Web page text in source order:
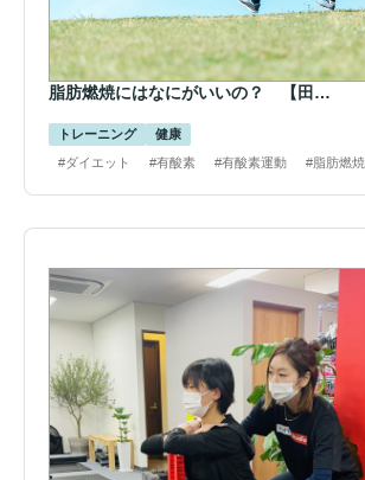
脂肪燃焼にはなにがいいの？ 【田…
トレーニング
健康
#ダイエット
#有酸素 #有酸素運動 #脂肪燃焼